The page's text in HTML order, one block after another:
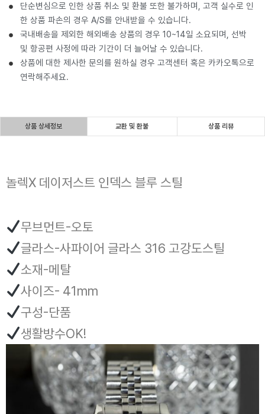
단순변심으로 인한 상품 취소 및 환불 또한 불가하며, 고객 실수로 인
한 상품 파손의 경우 A/S를 안내받을 수 있습니다.
국내배송을 제외한 해외배송 상품의 경우 10~14일 소요되며, 선박
및 항공편 사정에 따라 기간이 더 늘어날 수 있습니다.
상품에 대한 제사한 문의를 원하실 경우 고객센터 혹은 카카오톡으로
연락해주세요.
상품 상세정보 교환 및 환불 상품 리뷰
놀렉X 데이저스트 인덱스 블루 스틸
무브먼트-오토
글라스-사파이어 글라스 316 고강도스틸
소재-메탈
사이즈- 41mm
구성-단품
생활방수OK!